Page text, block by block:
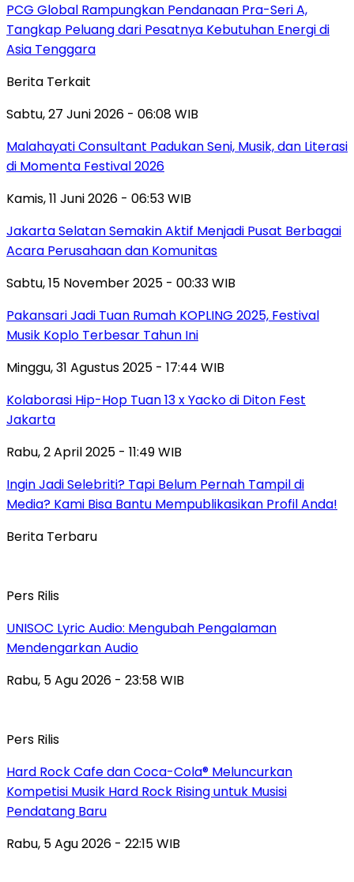
PCG Global Rampungkan Pendanaan Pra-Seri A,
Tangkap Peluang dari Pesatnya Kebutuhan Energi di
Asia Tenggara
Berita Terkait
Sabtu, 27 Juni 2026 - 06:08 WIB
Malahayati Consultant Padukan Seni, Musik, dan Literasi
di Momenta Festival 2026
Kamis, 11 Juni 2026 - 06:53 WIB
Jakarta Selatan Semakin Aktif Menjadi Pusat Berbagai
Acara Perusahaan dan Komunitas
Sabtu, 15 November 2025 - 00:33 WIB
Pakansari Jadi Tuan Rumah KOPLING 2025, Festival
Musik Koplo Terbesar Tahun Ini
Minggu, 31 Agustus 2025 - 17:44 WIB
Kolaborasi Hip-Hop Tuan 13 x Yacko di Diton Fest
Jakarta
Rabu, 2 April 2025 - 11:49 WIB
Ingin Jadi Selebriti? Tapi Belum Pernah Tampil di
Media? Kami Bisa Bantu Mempublikasikan Profil Anda!
Berita Terbaru
Pers Rilis
UNISOC Lyric Audio: Mengubah Pengalaman
Mendengarkan Audio
Rabu, 5 Agu 2026 - 23:58 WIB
Pers Rilis
Hard Rock Cafe dan Coca-Cola® Meluncurkan
Kompetisi Musik Hard Rock Rising untuk Musisi
Pendatang Baru
Rabu, 5 Agu 2026 - 22:15 WIB